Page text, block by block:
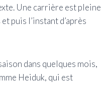
Une carrière est pleine
puis l’instant d’après
dans quelques mois,
Heiduk, qui est